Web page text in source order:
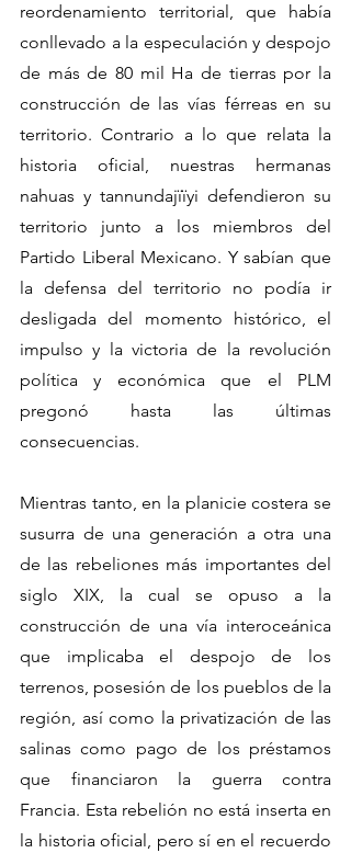
reordenamiento territorial, que había
conllevado a la especulación y despojo
de más de 80 mil Ha de tierras por la
construcción de las vías férreas en su
territorio. Contrario a lo que relata la
historia oficial, nuestras hermanas
nahuas y tannundajïïyi defendieron su
territorio junto a los miembros del
Partido Liberal Mexicano. Y sabían que
la defensa del territorio no podía ir
desligada del momento histórico, el
impulso y la victoria de la revolución
política y económica que el PLM
pregonó hasta las últimas
consecuencias.
Mientras tanto, en la planicie costera se
susurra de una generación a otra una
de las rebeliones más importantes del
siglo XIX, la cual se opuso a la
construcción de una vía interoceánica
que implicaba el despojo de los
terrenos, posesión de los pueblos de la
región, así como la privatización de las
salinas como pago de los préstamos
que financiaron la guerra contra
Francia. Esta rebelión no está inserta en
la historia oficial, pero sí en el recuerdo